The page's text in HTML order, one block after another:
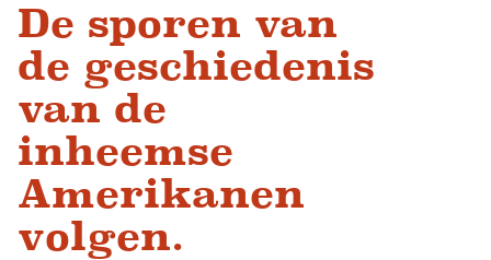
De sporen van
de geschiedenis
van de
inheemse
Amerikanen
volgen.